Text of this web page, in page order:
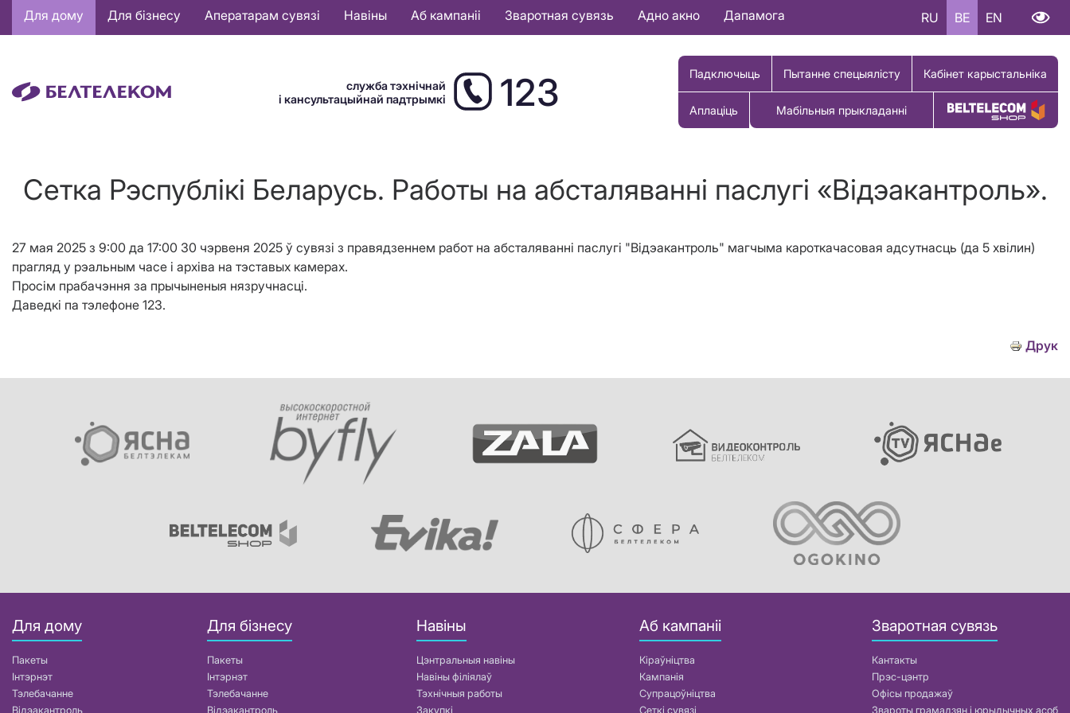
Основная
навигация
Для дому Для бізнесу Аператарам сувязі Навіны Аб кампаніі Зваротная сувязь Адно акно Дапамога RU BE EN
служба тэхнічнай
і кансультацыйнай падтрымкі
123 Падключыць Пытанне спецыялісту Кабінет карыстальніка
Аплаціць Мабільныя прыкладанні Купіць тавар
Сетка Рэспублiкi Беларусь. Работы на абсталяваннi паслугi «Вiдэакантроль».
27 мая 2025 з 9:00 да 17:00 30 чэрвеня 2025 ў сувязі з правядзеннем работ на абсталяванні паслугі "Відэакантроль" магчыма кароткачасовая адсутнасць (да 5 хвiлин)
прагляд у рэальным часе і архіва на тэставых камерах.
Просім прабачэння за прычыненыя нязручнасці.
Даведкі па тэлефоне 123.
Друк
Для дому
Пакеты
Інтэрнэт
Тэлебачанне
Відэакантроль
Для бізнесу
Пакеты
Інтэрнэт
Тэлебачанне
Відэакантроль
Навіны
Цэнтральныя навіны
Навіны філіялаў
Тэхнічныя работы
Закупкі
Аб кампаніі
Кіраўніцтва
Кампанія
Супрацоўніцтва
Сеткі сувязі
Зваротная сувязь
Кантакты
Прэс-цэнтр
Офісы продажаў
Звароты грамадзян і юрыдычных асоб